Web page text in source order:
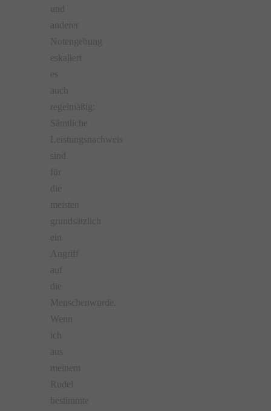
und
anderer
Notengebung
eskaliert
es
auch
regelmäßig:
Sämtliche
Leistungsnachweis
sind
für
die
meisten
grundsätzlich
ein
Angriff
auf
die
Menschenwürde.
Wenn
ich
aus
meinem
Rudel
bestimmte